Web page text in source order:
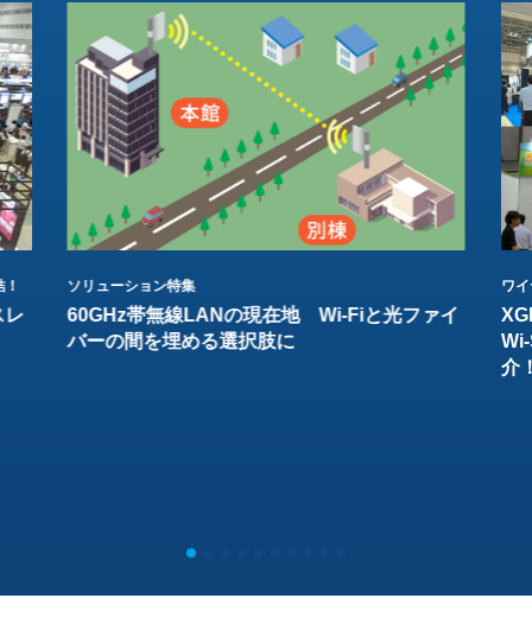
レ
ソリューション特集
60GHz帯無線LANの現在地 Wi-Fiと光ファイ
バーの間を埋める選択肢に
ワ
介